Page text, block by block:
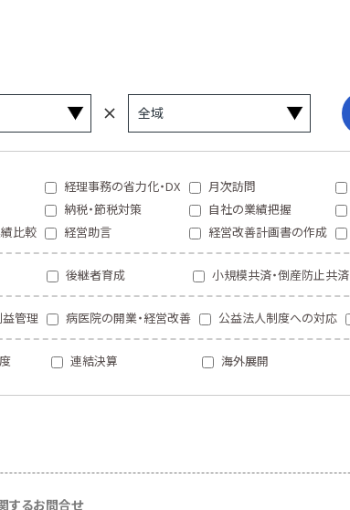
経理事務の省力化・DX 月次訪問
納税・節税対策 自社の業績把握
比較
経営助言 経営改善計画書の作成
後継者育成 小規模共済・倒産防止共済
管理 病医院の開業・経営改善 公益法人制度への対応
連結決算 海外展開
るお問合せ